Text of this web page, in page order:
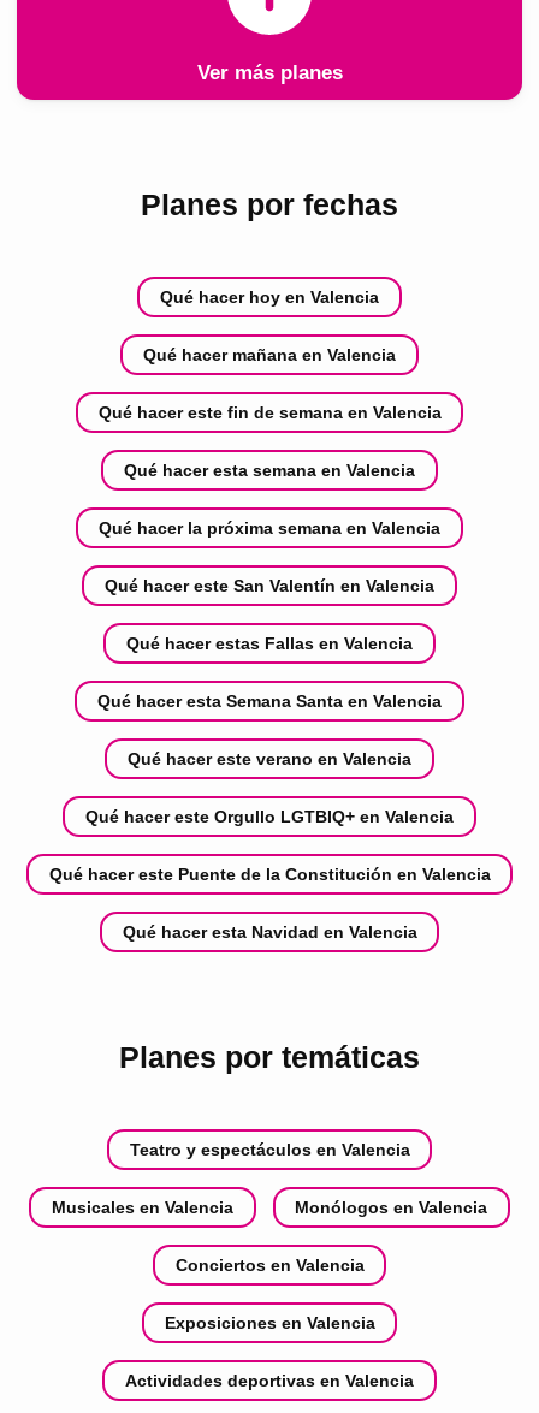
Ver más planes
Planes por fechas
Qué hacer hoy en Valencia
Qué hacer mañana en Valencia
Qué hacer este fin de semana en Valencia
Qué hacer esta semana en Valencia
Qué hacer la próxima semana en Valencia
Qué hacer este San Valentín en Valencia
Qué hacer estas Fallas en Valencia
Qué hacer esta Semana Santa en Valencia
Qué hacer este verano en Valencia
Qué hacer este Orgullo LGTBIQ+ en Valencia
Qué hacer este Puente de la Constitución en Valencia
Qué hacer esta Navidad en Valencia
Planes por temáticas
Teatro y espectáculos en Valencia
Musicales en Valencia Monólogos en Valencia
Conciertos en Valencia
Exposiciones en Valencia
Actividades deportivas en Valencia